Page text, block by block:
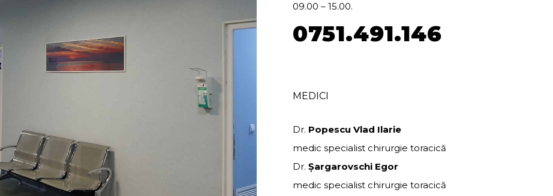
09.00 – 15.00.
0751.491.146
MEDICI
Dr. Popescu Vlad Ilarie
medic specialist chirurgie toracică
Dr.Șargarovschi Egor
medic specialist chirurgie toracică